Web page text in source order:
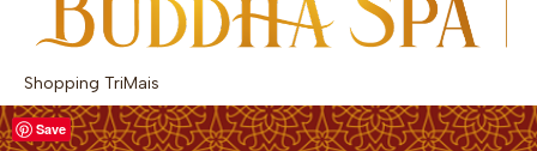
Shopping TriMais
Save